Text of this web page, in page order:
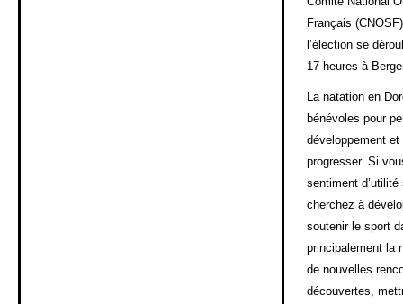
Français
l’élection se
17 heures à
La natation en
bénévoles pour
développement
progresser. Si
sentiment
cherchez à
soutenir le sport
principalement la
de nouvelles
découvertes,